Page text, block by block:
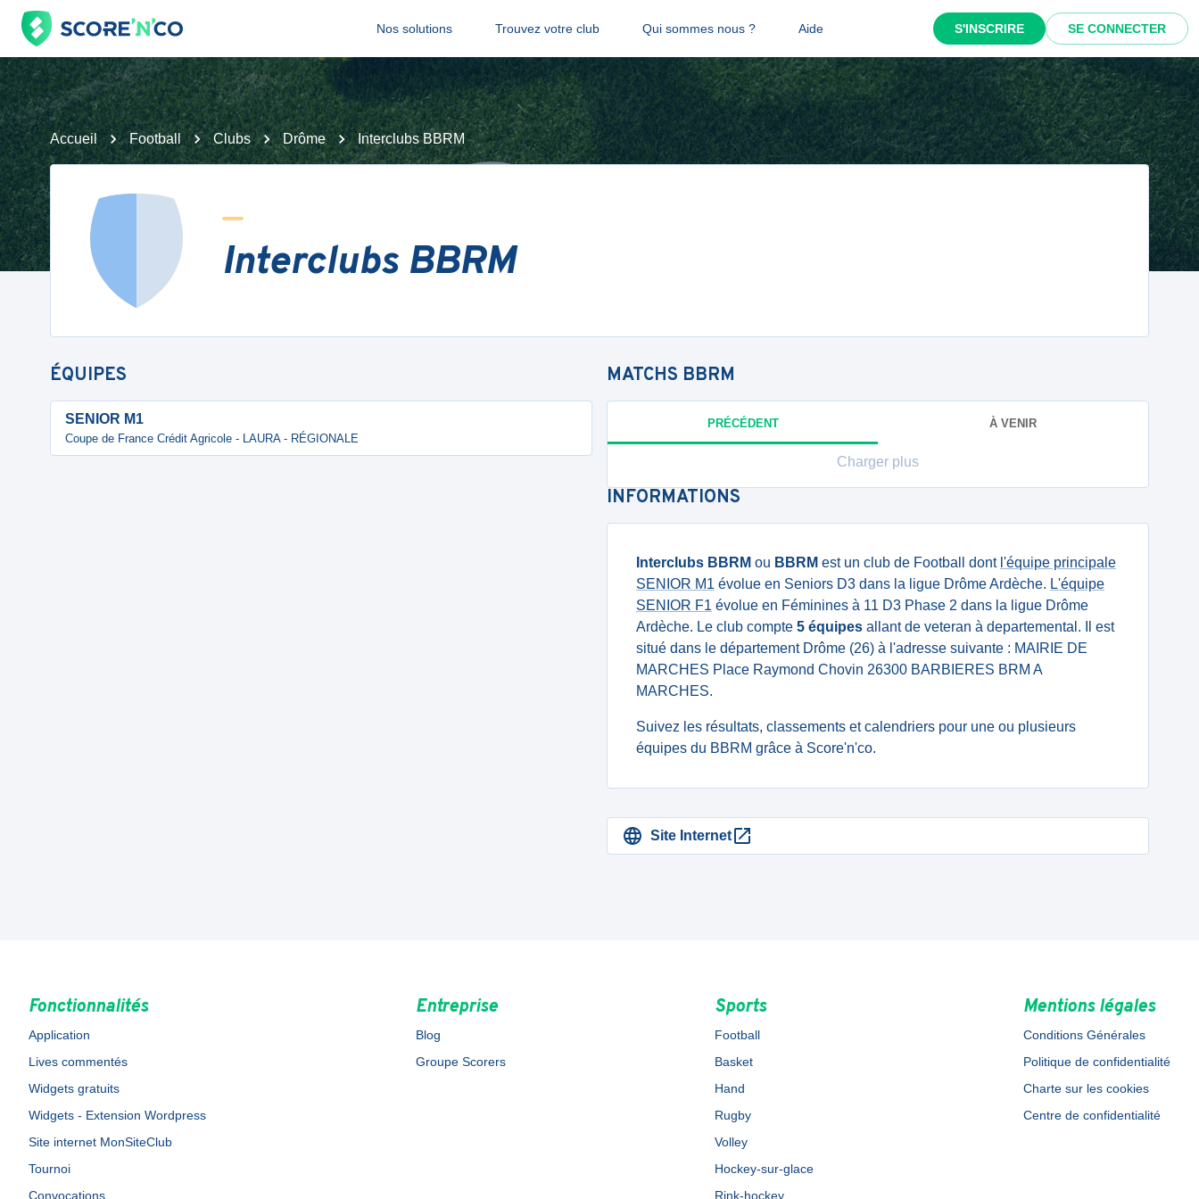
Nos solutions Trouvez votre club Qui sommes nous ? Aide S'INSCRIRE SE CONNECTER
Accueil Football Clubs Drôme Interclubs BBRM
Interclubs BBRM
ÉQUIPES
SENIOR M1
Coupe de France Crédit Agricole - LAURA - RÉGIONALE
MATCHS BBRM
PRÉCÉDENT À VENIR
Charger plus
INFORMATIONS
Interclubs BBRM ou BBRM est un club de Football dont l'équipe principale
SENIOR M1 évolue en Seniors D3 dans la ligue Drôme Ardèche. L'équipe
SENIOR F1 évolue en Féminines à 11 D3 Phase 2 dans la ligue Drôme
Ardèche. Le club compte 5 équipes allant de veteran à departemental. Il est
situé dans le département Drôme (26) à l'adresse suivante : MAIRIE DE
MARCHES Place Raymond Chovin 26300 BARBIERES BRM A
MARCHES.
Suivez les résultats, classements et calendriers pour une ou plusieurs
équipes du BBRM grâce à Score'n'co.
Site Internet
Fonctionnalités
Application
Lives commentés
Widgets gratuits
Widgets - Extension Wordpress
Site internet MonSiteClub
Tournoi
Convocations
Entreprise
Blog
Groupe Scorers
Sports
Football
Basket
Hand
Rugby
Volley
Hockey-sur-glace
Rink-hockey
Mentions légales
Conditions Générales
Politique de confidentialité
Charte sur les cookies
Centre de confidentialité